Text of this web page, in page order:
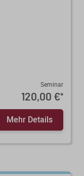
Seminar
120,00 €*
Mehr Details